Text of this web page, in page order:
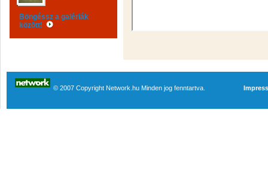
Böngéssz a galériák
között!
© 2007 Copyright Network.hu Minden jog fenntartva.